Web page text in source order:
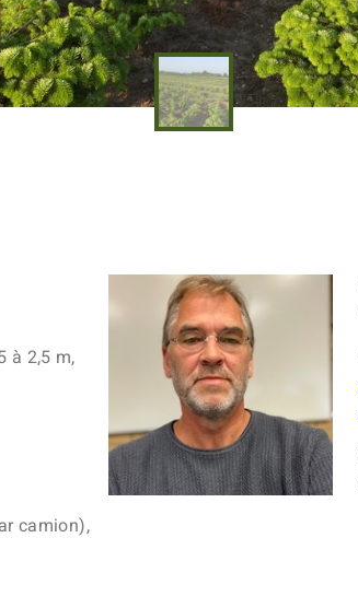
à 2,5 m,
camion),